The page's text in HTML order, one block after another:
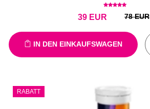
EUR
39 78 EUR
IN DEN EINKAUFSWAGEN
RABATT